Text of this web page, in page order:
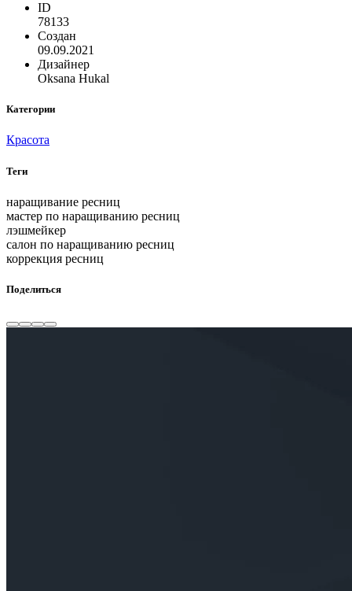
ID
78133
Создан
09.09.2021
Дизайнер
Oksana Hukal
Категории
Красота
Теги
наращивание ресниц
мастер по наращиванию ресниц
лэшмейкер
салон по наращиванию ресниц
коррекция ресниц
Поделиться